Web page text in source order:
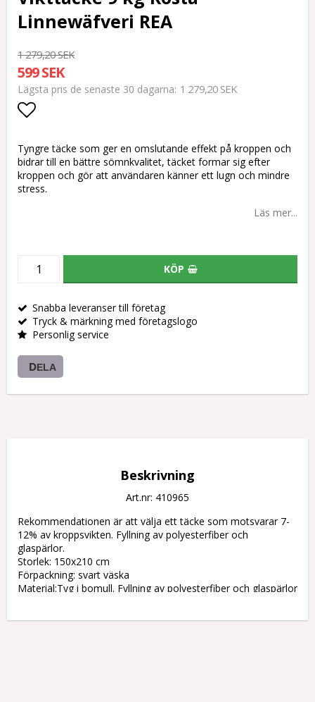
Linnewäfveri REA
1 279,20 SEK
599 SEK
Lägsta pris de senaste 30 dagarna 1 279,20 SEK
Lägg till i favoritlistan
Tyngre täcke som ger en omslutande effekt på kroppen och
bidrar till en bättre sömnkvalitet, täcket formar sig efter
kroppen och gör att användaren känner ett lugn och mindre
stress.
Läs mer...
KÖP
Snabba leveranser till företag
Tryck & märkning med företagslogo
Personlig service
DELA
Beskrivning
Art.nr: 410965
Rekommendationen är att välja ett täcke som motsvarar 7-
12% av kroppsvikten. Fyllning av polyesterfiber och
glaspärlor.
Storlek: 150x210 cm
Förpackning: svart väska